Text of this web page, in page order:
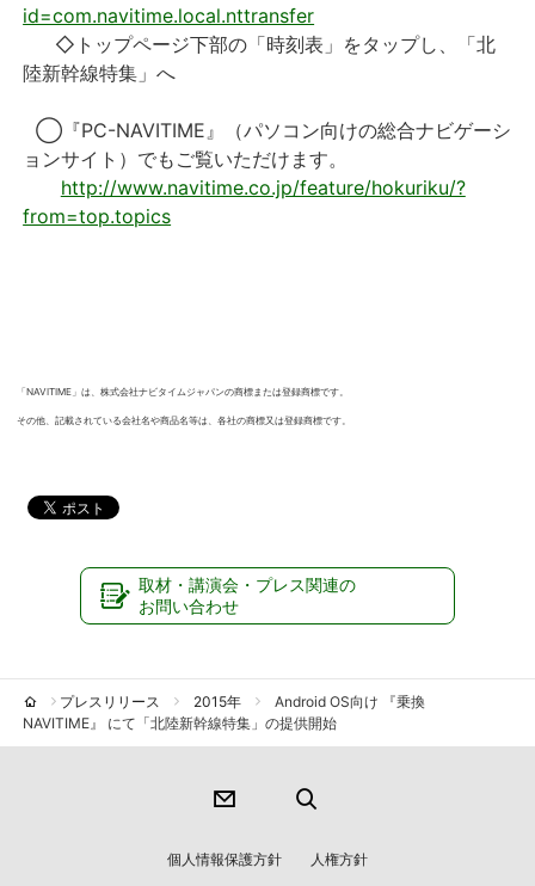
id=com.navitime.local.nttransfer
◇トップページ下部の「時刻表」をタップし、「北
陸新幹線特集」へ
◯『PC-NAVITIME』（パソコン向けの総合ナビゲーシ
ョンサイト）でもご覧いただけます。
http://www.navitime.co.jp/feature/hokuriku/?
from=top.topics
「NAVITIME」は、株式会社ナビタイムジャパンの商標または登録商標です。
その他、記載されている会社名や商品名等は、各社の商標又は登録商標です。
取材・講演会・プレス関連の
お問い合わせ
プレスリリース 2015年
Android OS向け 『乗換
NAVITIME』 にて「北陸新幹線特集」の提供開始
個人情報保護方針 人権方針